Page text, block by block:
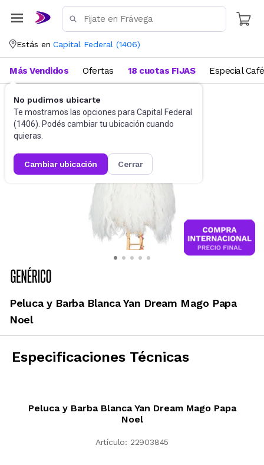
Estás en Capital Federal (1406)
No pudimos ubicarte
Te mostramos las opciones para Capital Federal
(1406). Podés cambiar tu ubicación cuando
quieras.
cambiar ubicación cerrar
Más Vendidos Ofertas 18 cuotas FIJAS Especial Café
Disfraces Accesorios para disfraces
Peluca y Barba Blanca Yan Dream Mago Papa
Noel
Especificaciones Técnicas
Peluca y Barba Blanca Yan Dream Mago Papa
Noel
Artículo: 22903845